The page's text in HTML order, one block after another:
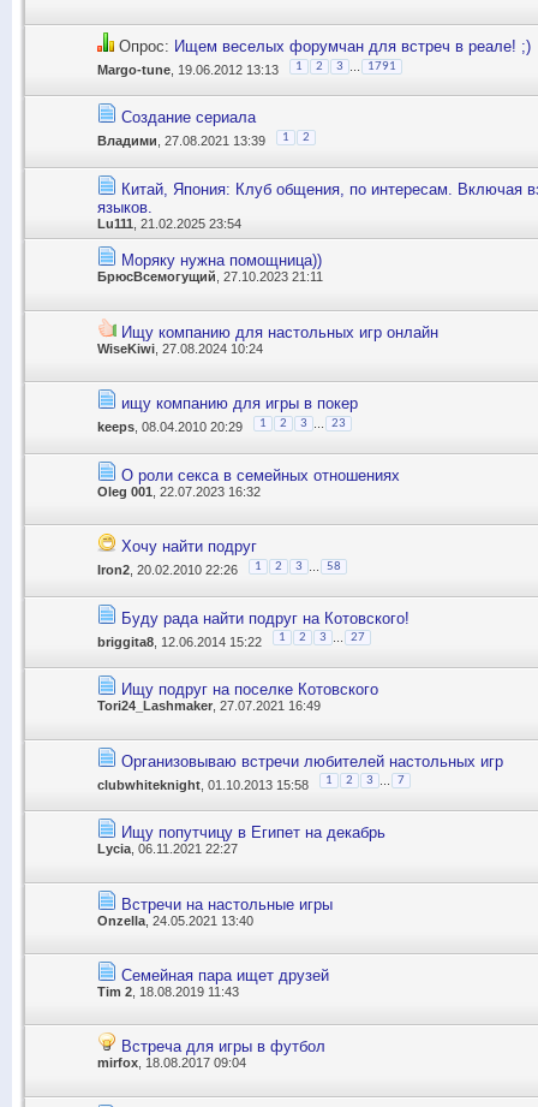
Опрос: Ищем веселых форумчан для встреч в реале! ;)
Margo-tune , 19.06.2012 13:13 1 2 3 1791
Создание сериала
Владими , 27.08.2021 13:39 1 2
Китай, Япония: Клуб общения, по интересам. Включая
языков.
Lu111 , 21.02.2025 23:54
Моряку нужна помощница))
БрюсВсемогущий , 27.10.2023 21:11
Ищу компанию для настольных игр онлайн
WiseKiwi , 27.08.2024 10:24
ищу компанию для игры в покер
keeps , 08.04.2010 20:29 1 2 3 23
О роли секса в семейных отношениях
Oleg 001 , 22.07.2023 16:32
Хочу найти подруг
Iron2 , 20.02.2010 22:26 1 2 3 58
Буду рада найти подруг на Котовского!
briggita8 , 12.06.2014 15:22 1 2 3 27
Ищу подруг на поселке Котовского
Tori24_Lashmaker , 27.07.2021 16:49
Организовываю встречи любителей настольных игр
clubwhiteknight , 01.10.2013 15:58 1 2 3 7
Ищу попутчицу в Египет на декабрь
Lycia , 06.11.2021 22:27
Встречи на настольные игры
Onzella , 24.05.2021 13:40
Семейная пара ищет друзей
Tim 2 , 18.08.2019 11:43
Встреча для игры в футбол
mirfox, 18.08.2017 09:04